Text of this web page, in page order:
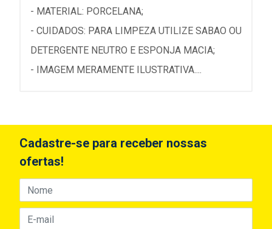
- MATERIAL: PORCELANA;
- CUIDADOS: PARA LIMPEZA UTILIZE SABAO OU
DETERGENTE NEUTRO E ESPONJA MACIA;
- IMAGEM MERAMENTE ILUSTRATIVA....
Cadastre-se para receber nossas
ofertas!